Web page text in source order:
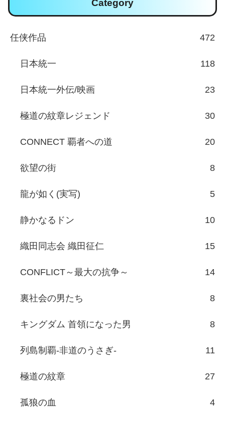
Category
任侠作品 472
日本統一 118
日本統一外伝/映画 23
極道の紋章レジェンド 30
CONNECT 覇者への道 20
欲望の街 8
龍が如く(実写) 5
静かなるドン 10
織田同志会 織田征仁 15
CONFLICT～最大の抗争～ 14
裏社会の男たち 8
キングダム 首領になった男 8
列島制覇-非道のうさぎ- 11
極道の紋章 27
孤狼の血 4